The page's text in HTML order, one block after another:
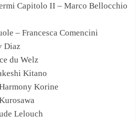
Capitolo II – Marco Bellocchio
– Francesca Comencini
Diaz
du Welz
Kitano
Korine
Lelouch